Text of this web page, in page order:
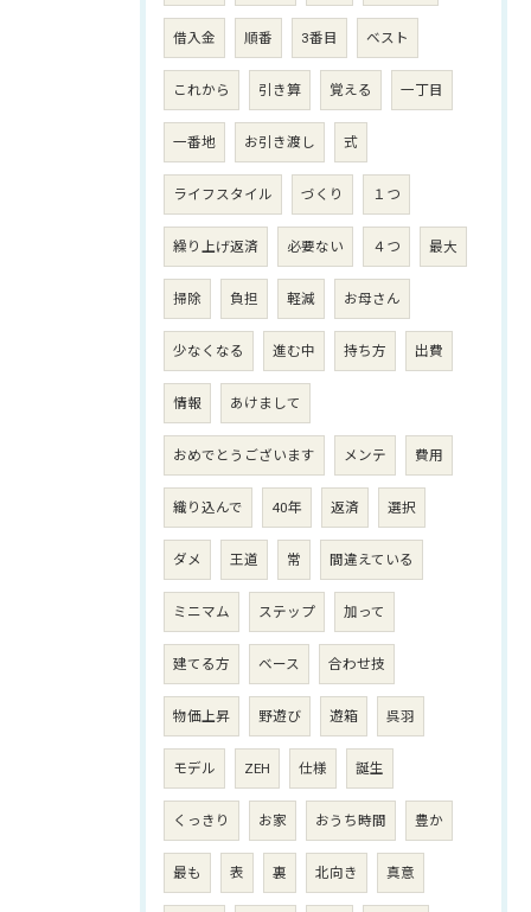
借入金 順番 3番目 ベスト
これから 引き算 覚える 一丁目
一番地 お引き渡し 式
ライフスタイル づくり １つ
繰り上げ返済 必要ない ４つ 最大
掃除 負担 軽減 お母さん
少なくなる 進む中 持ち方 出費
情報 あけまして
おめでとうございます メンテ 費用
織り込んで 40年 返済 選択
ダメ 王道 常 間違えている
ミニマム ステップ 加って
建てる方 ベース 合わせ技
物価上昇 野遊び 遊箱 呉羽
モデル ZEH 仕様 誕生
くっきり お家 おうち時間 豊か
最も 表 裏 北向き 真意